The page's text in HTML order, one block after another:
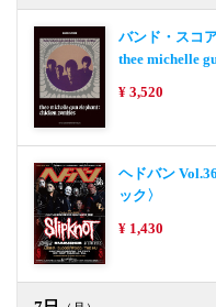
バンド・スコ
thee michelle
¥ 3,520
ヘドバン
ック〉
¥ 1,430